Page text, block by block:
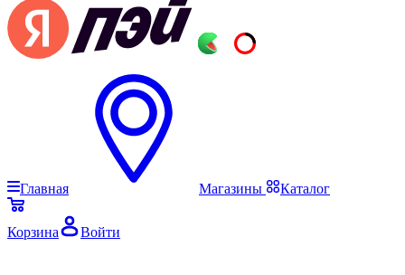
Главная Магазины Каталог
Корзина Войти